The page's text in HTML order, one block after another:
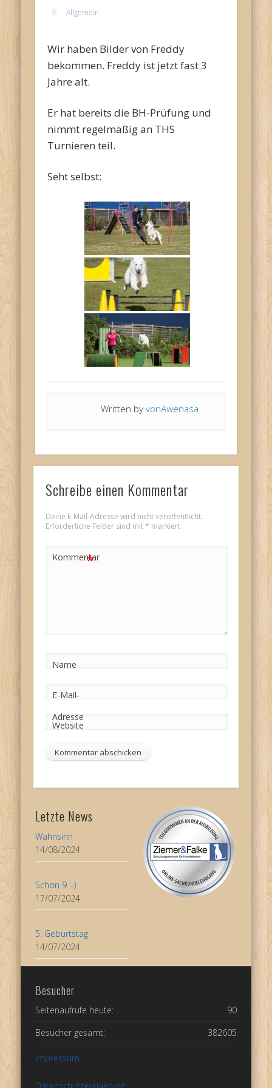
Allgemein
Wir haben Bilder von Freddy
bekommen. Freddy ist jetzt fast 3
Jahre alt.
Er hat bereits die BH-Prüfung und
nimmt regelmäßig an THS
Turnieren teil.
Seht selbst:
Written byvonAwenasa
Schreibe einen Kommentar
Deine E-Mail-Adresse wird nicht veröffentlicht.
Erforderliche Felder sind mit* markiert
Kommentar
*
Name
E-Mail-
Adresse
Website
Letzte News
Wahnsinn
14/08/2024
Schon 9 :-)
17/07/2024
5. Geburtstag
14/07/2024
Besucher
90
Seitenaufrufe heute:
382605
Besucher gesamt:
Impressum